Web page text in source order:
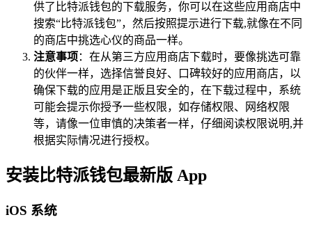
供了比特派钱包的下载服务，你可以在这些应用商店中
搜索“比特派钱包”，然后按照提示进行下载,就像在不同
的商店中挑选心仪的商品一样。
注意事项：在从第三方应用商店下载时，要像挑选可靠
的伙伴一样，选择信誉良好、口碑较好的应用商店，以
确保下载的应用是正版且安全的，在下载过程中，系统
可能会提示你授予一些权限，如存储权限、网络权限
等，请像一位审慎的决策者一样，仔细阅读权限说明,并
根据实际情况进行授权。
安装比特派钱包最新版 App
iOS 系统